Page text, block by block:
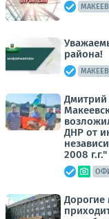
района!
Дмитрий
ДНР от
2008
Дорогие